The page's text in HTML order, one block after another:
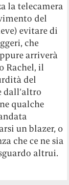
la telecamera
del
evitare di
che
arriverà
Rachel, il
del
dall’altro
qualche
un blazer, o
che ce ne sia
altrui.